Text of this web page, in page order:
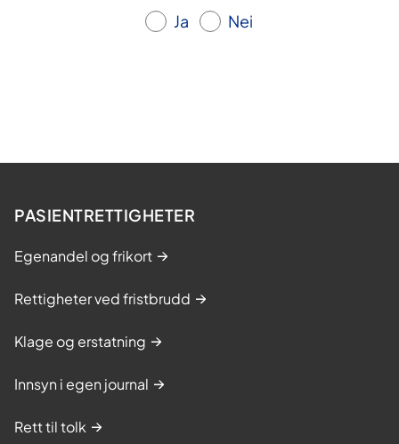
Ja Nei
PASIENTRETTIGHETER
Egenandel og frikort
Rettigheter ved fristbrudd
Klage og erstatning
Innsyn i egen journal
Rett til tolk